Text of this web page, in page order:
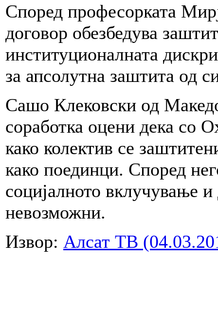
Според професорката
договор обезбедува
институционалната
за апсолутна заштита од
Сашо Клековски од
соработка оцени дека со
како колектив се
како поединци. Според
социјалното вклучување
невозможни.
Извор: Алсат ТВ